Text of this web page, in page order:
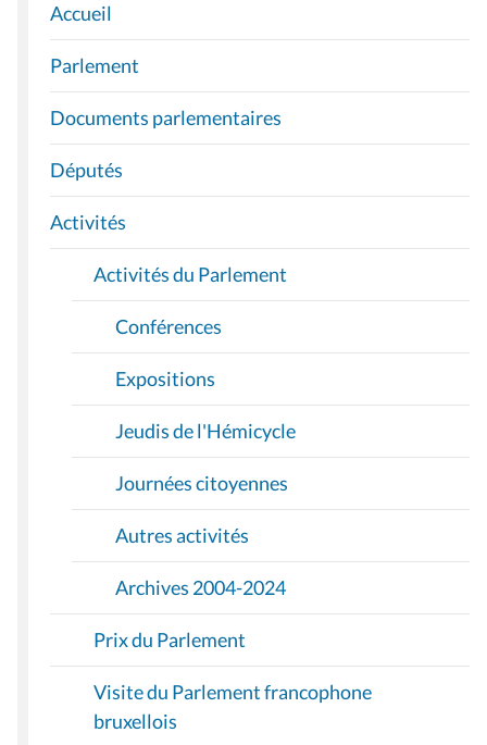
N
A
V
I
G
A
T
I
O
Accueil
Parlement
Documents parlementaires
Députés
Activités
Activités du Parlement
Conférences
Expositions
Jeudis de l'Hémicycle
Journées citoyennes
Autres activités
Archives 2004-2024
Prix du Parlement
Visite du Parlement francophone
bruxellois